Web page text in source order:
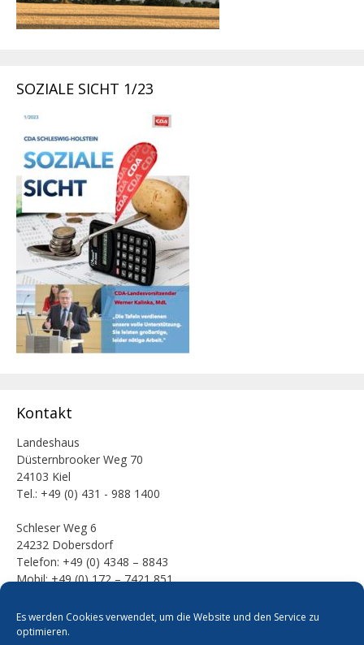
Es werden Cookies verwendet, um die Website und den Service zu
optimieren.
SOZIALE SICHT 1/23
Kontakt
Landeshaus
Düsternbrooker Weg 70
24103 Kiel
Tel.: +49 (0) 431 - 988 1400
Schleser Weg 6
24232 Dobersdorf
Telefon: +49 (0) 4348 – 8843
Mobil: +49 (0) 172 – 7421 851
E-Mail:
mail [at] werner-kalinka [dot] de